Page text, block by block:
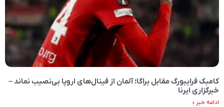
کامبک فرایبورگ مقابل براگا؛ آلمان از فینال‌های اروپا بی‌نصیب نماند –
خبرگزاری ایرنا
ادامه خبر »